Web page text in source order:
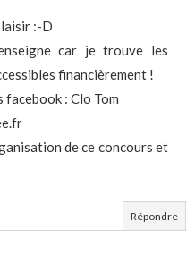
:-D
car je trouve les
financièrement !
facebook : Clo Tom
de ce concours et
Répondre